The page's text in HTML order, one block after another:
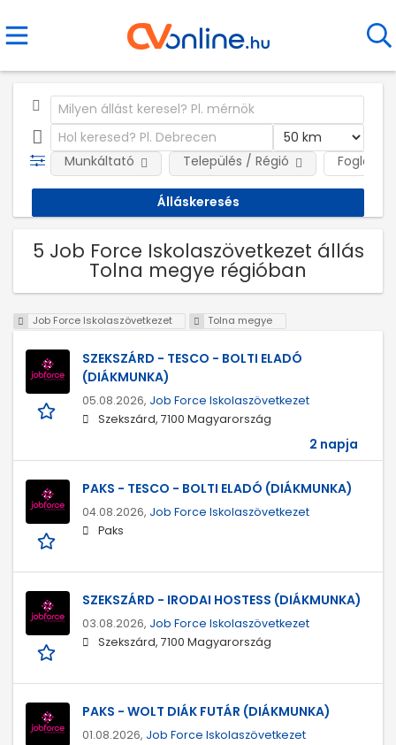
Munkáltató Település / Régió
5 Job Force Iskolaszövetkezet állás
Tolna megye régióban
Job Force Iskolaszövetkezet Tolna megye
SZEKSZÁRD - TESCO - BOLTI ELADÓ
(DIÁKMUNKA)
05.08.2026, Job Force Iskolaszövetkezet
Szekszárd, 7100 Magyarország
2 napja
PAKS - TESCO - BOLTI ELADÓ (DIÁKMUNKA)
04.08.2026, Job Force Iskolaszövetkezet
Paks
SZEKSZÁRD - IRODAI HOSTESS (DIÁKMUNKA)
03.08.2026, Job Force Iskolaszövetkezet
Szekszárd, 7100 Magyarország
PAKS - WOLT DIÁK FUTÁR (DIÁKMUNKA)
01.08.2026, Job Force Iskolaszövetkezet